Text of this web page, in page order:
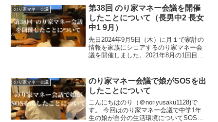
マネー会議です。今回も話題が多...
のり家マネー会議
第38回 のり家マネー会議を開催
したことについて（長男中2 長女
中1 9月）
先日2024年9月5日（木）に月１で家計の
情報を家族にシェアするのり家マネー会
議を開催しました。2021年8月の1回目か
んだ旅行について金額感を伝えました。
素晴らし...
のり家マネー会議
のり家マネー会議で娘がSOSを出
したことについて
こんにちはのり（＠noriyusaku1128)で
す。 今回はのり家マネー会議で中学1年
生の娘が自分の生活環境についてSOSを